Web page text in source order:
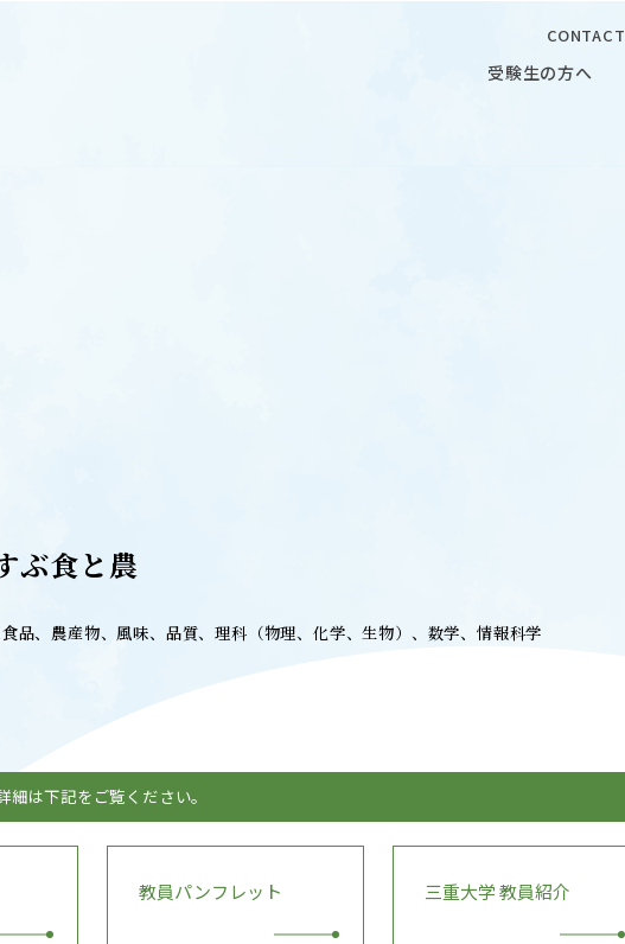
CONTACT
受験生の方へ
ABOUT
RESEARCH SOCIAL
CENTERS
附属教育研究施設
PAMPHLET
イベントカレンダー 生物資源学研究科紀要
ぶ食と農
品、農産物、風味、品質、理科（物理、化学、生物）、数学、情報科学
は下記をご覧ください。
教員パンフレット 三重大学 教員紹介